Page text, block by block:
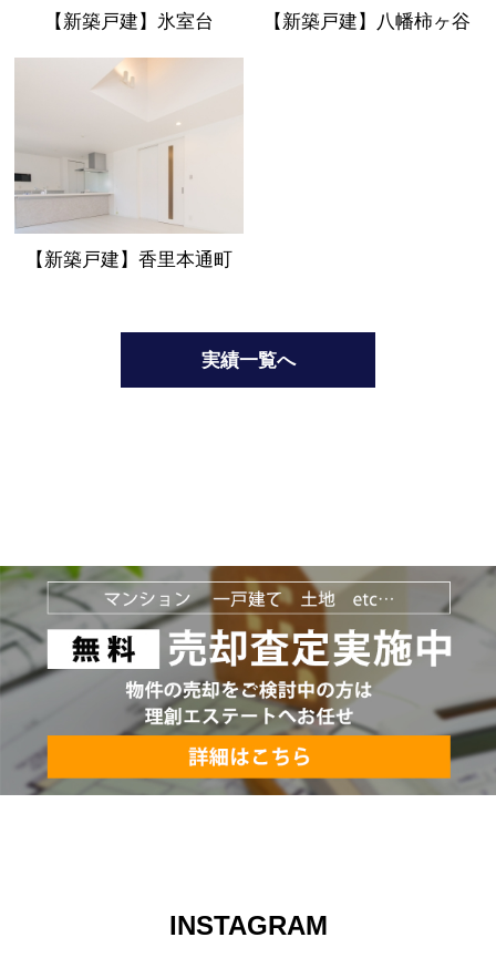
【新築戸建】氷室台 【新築戸建】八幡柿ヶ谷
【新築戸建】香里本通町
実績一覧へ
INSTAGRAM